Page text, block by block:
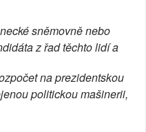
sněmovně nebo
z řad těchto lidí a
na prezidentskou
politickou mašinerii,